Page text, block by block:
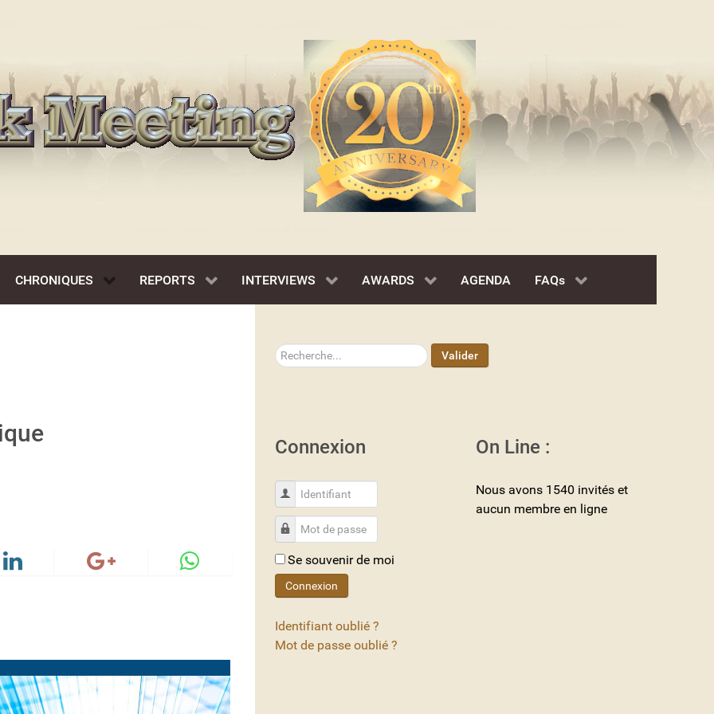
CHRONIQUES REPORTS INTERVIEWS AWARDS AGENDA FAQs
Rechercher Valider
Connexion
Identifiant
Mot de passe
Se souvenir de moi
Connexion
Identifiant oublié ?
Mot de passe oublié ?
On Line :
Nous avons 1540 invités et
aucun membre en ligne